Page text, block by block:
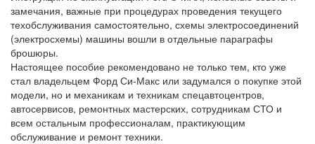
замечания, важные при процедурах проведения текущего
техобслуживания самостоятельно, схемы электросоединений
(электросхемы) машины вошли в отдельные параграфы
брошюры.
Настоящее пособие рекомендовано не только тем, кто уже
стал владельцем Форд Си-Макс или задумался о покупке этой
модели, но и механикам и техникам спецавтоцентров,
автосервисов, ремонтных мастерских, сотрудникам СТО и
всем остальным профессионалам, практикующим
обслуживание и ремонт техники.